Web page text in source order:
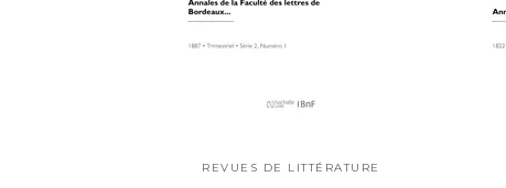
REVUES DE LITTÉRATURE